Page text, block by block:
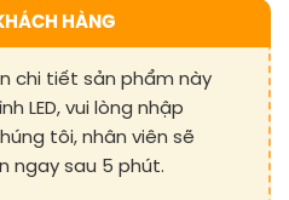
HÀNG
chi tiết sản phẩm này
LED, vui lòng nhập
tôi, nhân viên sẽ
ngay sau 5 phút.